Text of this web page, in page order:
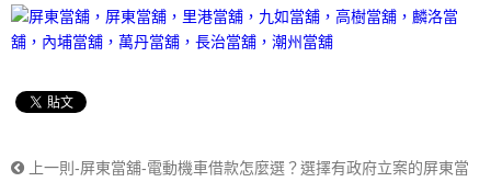
上一則-屏東當舖-電動機車借款怎麼選？選擇有政府立案的屏東當